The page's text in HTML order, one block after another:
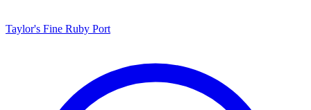
Taylor's Fine Ruby Port